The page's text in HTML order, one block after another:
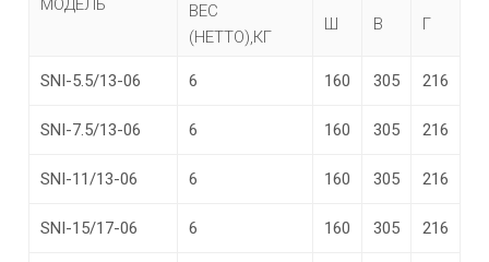
МОДЕЛЬ
ВЕС
(НЕТТО),КГ
Ш В Г
SNI-5.5/13-06 6 160 305 216
SNI-7.5/13-06 6 160 305 216
SNI-11/13-06 6 160 305 216
SNI-15/17-06 6 160 305 216